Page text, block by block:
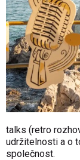
talks (retro
udržitelnosti a o
společnost.